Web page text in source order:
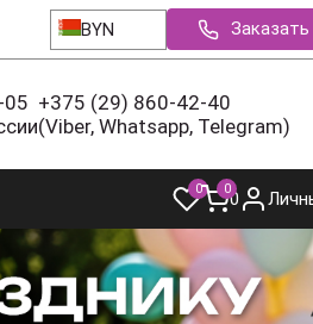
BYN
05 +375 (29) 860-42-40
(Viber, Whatsapp, Telegram)
0 00